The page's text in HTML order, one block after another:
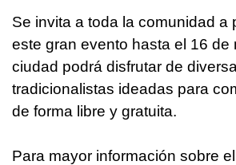
Se invita a toda la comunidad a
este gran evento hasta el 16 de
ciudad podrá disfrutar de
tradicionalistas ideadas para
de forma libre y gratuita.
Para mayor información sobre